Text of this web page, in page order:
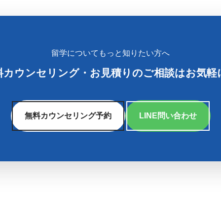
留学についてもっと知りたい方へ
カウンセリング・ お見積りのご相談はお気軽
無料カウンセリング予約 LINE問い合わせ